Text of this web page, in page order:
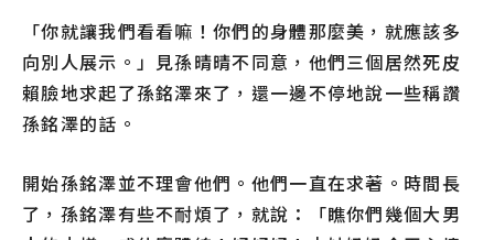
「你就讓我們看看嘛！你們的身體那麼美，就應該多
向別人展示。」見孫晴晴不同意，他們三個居然死皮
賴臉地求起了孫銘澤來了，還一邊不停地說一些稱讚
孫銘澤的話。
開始孫銘澤並不理會他們。他們一直在求著。時間長
了，孫銘澤有些不耐煩了，就說：「瞧你們幾個大男